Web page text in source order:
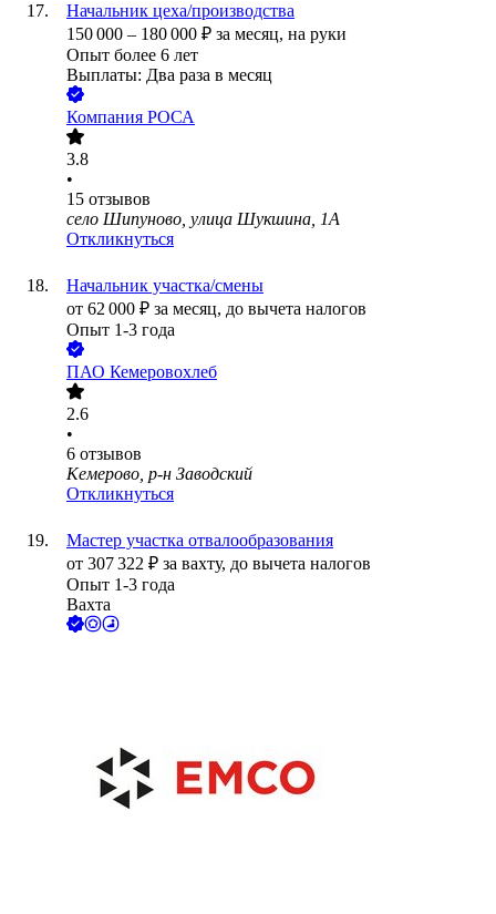
Начальник цеха/производства
150 000 – 180 000 ₽ за месяц, на руки
Опыт более 6 лет
Выплаты: Два раза в месяц
Компания РОСА
3.8
•
15 отзывов
село Шипуново, улица Шукшина, 1А
Откликнуться
Начальник участка/смены
от 62 000 ₽ за месяц, до вычета налогов
Опыт 1-3 года
ПАО Кемеровохлеб
2.6
•
6 отзывов
Кемерово, р-н Заводский
Откликнуться
Мастер участка отвалообразования
от 307 322 ₽ за вахту, до вычета налогов
Опыт 1-3 года
Вахта